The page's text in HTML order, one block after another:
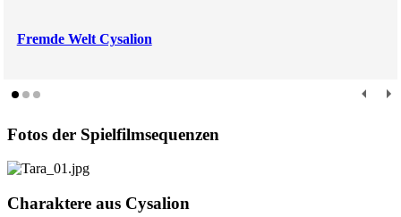
Fremde Welt Cysalion
Fotos der Spielfilmsequenzen
Charaktere aus Cysalion